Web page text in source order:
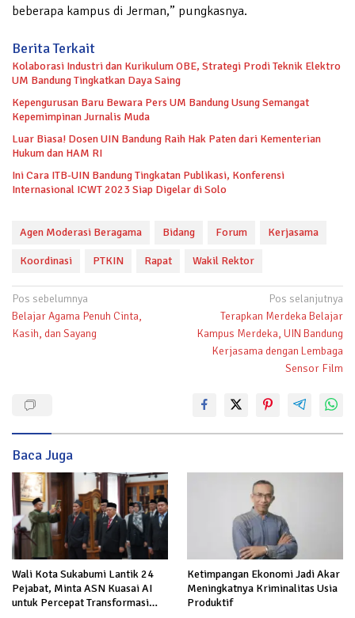
beberapa kampus di Jerman,” pungkasnya.
Berita Terkait
Kolaborasi Industri dan Kurikulum OBE, Strategi Prodi Teknik Elektro
UM Bandung Tingkatkan Daya Saing
Kepengurusan Baru Bewara Pers UM Bandung Usung Semangat
Kepemimpinan Jurnalis Muda
Luar Biasa! Dosen UIN Bandung Raih Hak Paten dari Kementerian
Hukum dan HAM RI
Ini Cara ITB-UIN Bandung Tingkatan Publikasi, Konferensi
Internasional ICWT 2023 Siap Digelar di Solo
Agen Moderasi Beragama Bidang Forum Kerjasama
Koordinasi PTKIN Rapat Wakil Rektor
Navigasi
pos
Pos sebelumnya
Belajar Agama Penuh Cinta,
Kasih, dan Sayang
Pos selanjutnya
Terapkan Merdeka Belajar
Kampus Merdeka, UIN Bandung
Kerjasama dengan Lembaga
Sensor Film
Baca Juga
Wali Kota Sukabumi Lantik 24
Pejabat, Minta ASN Kuasai AI
untuk Percepat Transformasi
Ketimpangan Ekonomi Jadi Akar
Meningkatnya Kriminalitas Usia
Produktif